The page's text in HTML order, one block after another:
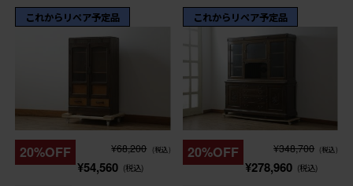
これからリペア予定品
20%OFF ¥68,200 (税込)
¥54,560 (税込)
これからリペア予定品
20%OFF ¥348,700 (税込)
¥278,960 (税込)